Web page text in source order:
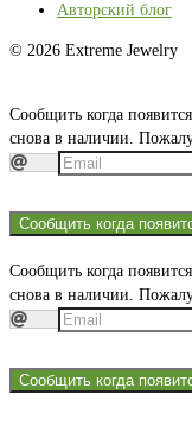
Авторский блог
© 2026 Extreme Jewelry
Сообщить когда появится
снова в наличии.
Сообщить когда
Сообщить когда появится
снова в наличии.
Сообщить когда